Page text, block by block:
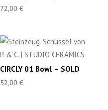
72,00€
CIRCLY 01 Bowl – SOLD
52,00€